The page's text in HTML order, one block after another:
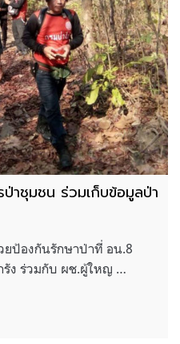
าชุมชน ร่วมเก็บข้อมูลป่า
ป้องกันรักษาป่าที่ อน.8
ง ร่วมกับ ผช.ผู้ใหญ …
รมการป่าชุมชน ร่วมเก็บข้อมูลป่า